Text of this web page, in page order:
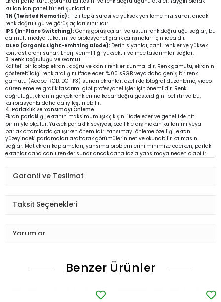
kullanılan panel türleri şunlardır:
TN (Twisted Nematic): Hızlı tepki süresi ve yüksek yenileme hızı sunar, ancak
renk doğruluğu ve görüş açıları sınırlıdır.
IPS (In-Plane Switching): Geniş görüş açıları ve üstün renk doğruluğu sağlar, bu
da multimedya tüketimi ve profesyonel grafik çalışmaları için idealdir.
OLED (Organic Light-Emitting Diode): Derin siyahlar, canlı renkler ve yüksek
kontrast oranı sunar. Enerji verimliliği yüksektir ve ince tasarımlar sağlar.
3. Renk Doğruluğu ve Gamut
Kaliteli bir laptop ekranı, doğru ve canlı renkler sunmalıdır. Renk gamutu, ekranın
gösterebildiği renk aralığını ifade eder. %100 sRGB veya daha geniş bir renk
gamutu (Adobe RGB, DCI-P3) sunan ekranlar, özellikle fotoğraf düzenleme, video
düzenleme ve grafik tasarımı gibi profesyonel işler için önemlidir. Renk
doğruluğu, ekranın gerçek renkleri ne kadar doğru gösterdiğini belirtir ve bu,
kalibrasyonla daha da iyileştirilebilir.
4. Parlaklık ve Yansımayı Önleme
Ekran parlaklığı, ekranın maksimum ışık çıkışını ifade eder ve genellikle nit
birimiyle ölçülür. Yüksek parlaklık seviyesi, özellikle dış mekan kullanımı veya
parlak ortamlarda çalışırken önemlidir. Yansımayı önleme özelliği, ekran
yüzeyindeki parlamaları azaltarak görüntülerin net ve okunabilir kalmasını
sağlar. Mat ekran kaplamaları, yansıma problemlerini minimize ederken, parlak
ekranlar daha canlı renkler sunar ancak daha fazla yansımaya neden olabilir.
Garanti ve Teslimat
Taksit Seçenekleri
Yorumlar
Benzer Ürünler